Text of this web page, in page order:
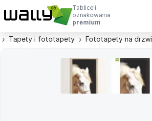
Tablice i
oznakowania
premium
Tapety i fototapety Fototapety na drzwi